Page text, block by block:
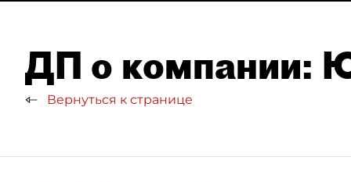
ДП о компании:
Вернуться к странице